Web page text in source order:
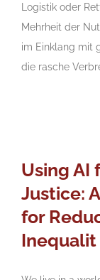
Logistik oder
Mehrheit der
im Einklang mit
die rasche
Using AI
Justice:
for
Inequalit